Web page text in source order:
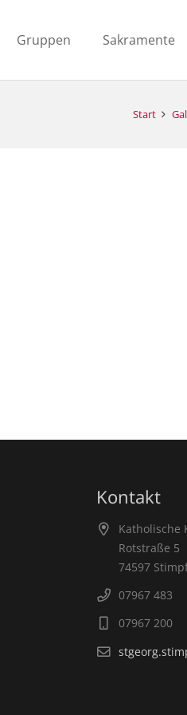
Gruppen Sakramente
Start
Kontakt
Katholische
Rotstraße 5
74597
07967 483
07967 200